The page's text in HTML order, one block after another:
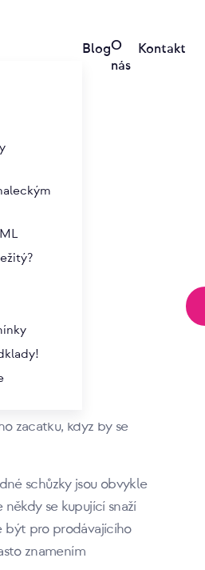
BlogO
nás
Kontakt
případě zárukou
prodeje, o
osobě budoucího
se mu nabídne v
ale spíše bližší, podle
vhodné mít v záloze
začátku, když by se
schůzky jsou obvykle
se kupující snaží
být pro prodávajícího
znamením